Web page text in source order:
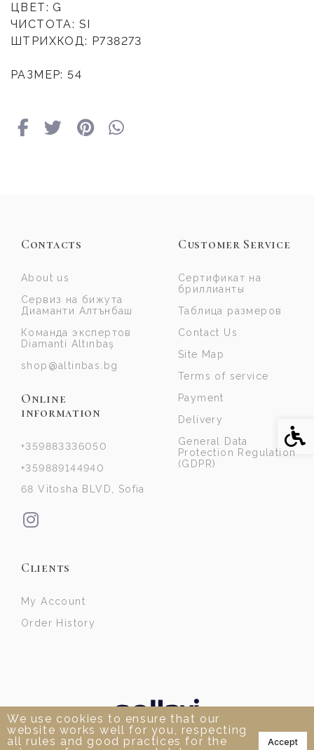
📞
ЦВЕТ: G
ЧИСТОТА: SI
ШТРИХКОД: P738273
РАЗМЕР: 54
We use cookies to ensure that our
website works well for you, respecting
all rules and good practices for the
Accept
Contacts
About us
Сервиз на бижута
Диаманти Алтънбаш
Команда экспертов
Diamanti Altınbaş
shop@altinbas.bg
Online
information
+359883336050
+359889144940
68 Vitosha BLVD, Sofia
Customer Service
Сертификат на
бриллианты
Таблица размеров
Contact Us
Site Map
Terms of service
Payment
Delivery
General Data
Protection Regulation
(GDPR)
Clients
My Account
Order History